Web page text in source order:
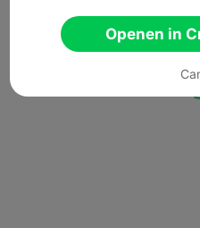
Openen in